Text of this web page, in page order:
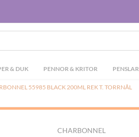
& DUK PENNOR & KRITOR PENSLAR
55985 BLACK 200ML REK T. TORRNÅL
CHARBONNEL